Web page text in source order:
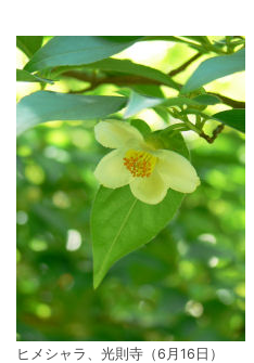
ヒメシャラ、光則寺（6月16日）